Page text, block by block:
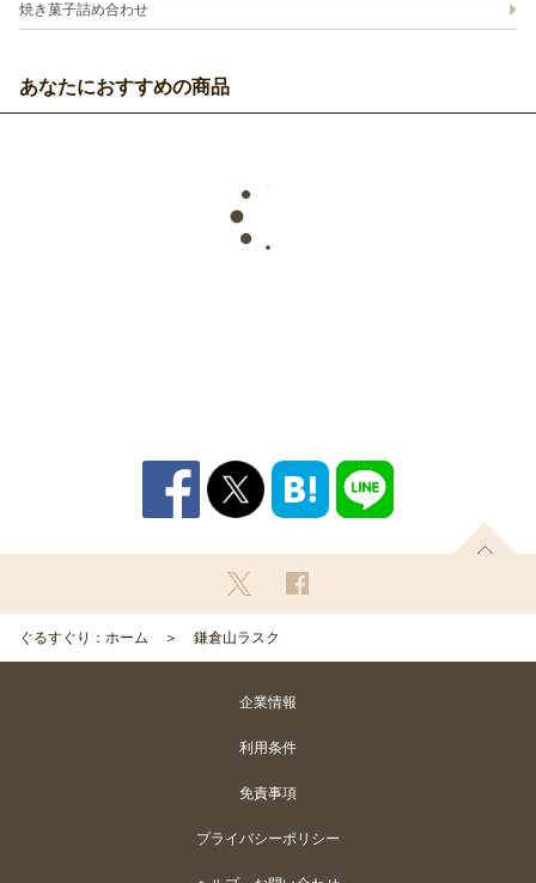
焼き菓子詰め合わせ
あなたにおすすめの商品
ぐるすぐり：ホーム 鎌倉山ラスク
企業情報
利用条件
免責事項
プライバシーポリシー